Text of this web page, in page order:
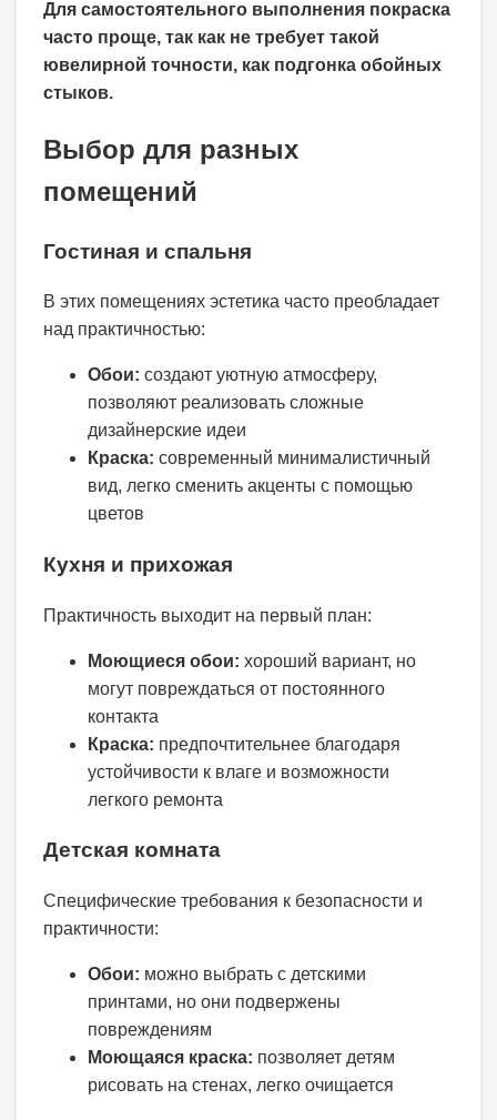
Для самостоятельного выполнения покраска
часто проще, так как не требует такой
ювелирной точности, как подгонка обойных
стыков.
Выбор для разных
помещений
Гостиная и спальня
В этих помещениях эстетика часто преобладает
над практичностью:
Обои: создают уютную атмосферу,
позволяют реализовать сложные
дизайнерские идеи
Краска: современный минималистичный
вид, легко сменить акценты с помощью
цветов
Кухня и прихожая
Практичность выходит на первый план:
Моющиеся обои: хороший вариант, но
могут повреждаться от постоянного
контакта
Краска: предпочтительнее благодаря
устойчивости к влаге и возможности
легкого ремонта
Детская комната
Специфические требования к безопасности и
практичности:
Обои: можно выбрать с детскими
принтами, но они подвержены
повреждениям
Моющаяся краска: позволяет детям
рисовать на стенах, легко очищается